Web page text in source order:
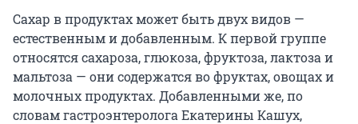
Сахар в продуктах может быть двух видов —
естественным и добавленным. К первой группе
относятся сахароза, глюкоза, фруктоза, лактоза и
мальтоза — они содержатся во фруктах, овощах и
молочных продуктах. Добавленными же, по
словам гастроэнтеролога Екатерины Кашух,